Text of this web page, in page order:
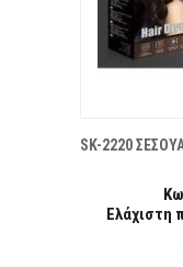
SK-2220
Ελάχιστη